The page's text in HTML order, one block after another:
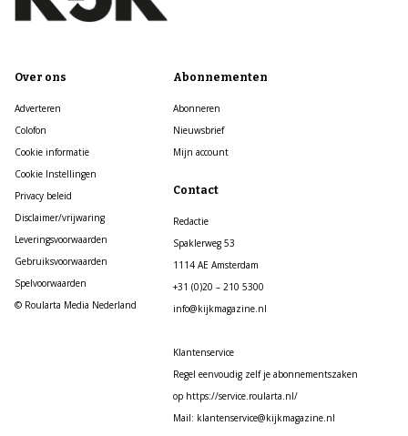
Over ons
Adverteren
Colofon
Cookie informatie
Cookie Instellingen
Privacy beleid
Disclaimer/vrijwaring
Leveringsvoorwaarden
Gebruiksvoorwaarden
Spelvoorwaarden
© Roularta Media Nederland
Abonnementen
Abonneren
Nieuwsbrief
Mijn account
Contact
Redactie
Spaklerweg 53
1114 AE Amsterdam
+31 (0)20 – 210 5300
info@kijkmagazine.nl
Klantenservice
Regel eenvoudig zelf je abonnementszaken
op https://service.roularta.nl/
Mail: klantenservice@kijkmagazine.nl